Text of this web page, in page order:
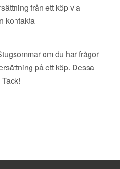
från ett köp via
kontakta
om du har frågor
på ett köp. Dessa